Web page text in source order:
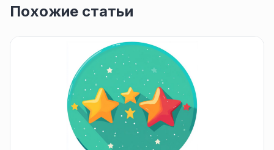
Похожие статьи